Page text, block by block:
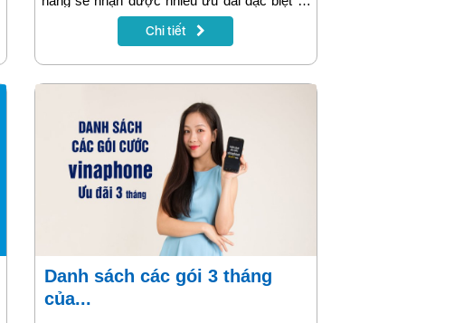
VNPT VinaPhone Hà Nội trong sự kiện
“Ngày quyền của người tiêu dùng Việt Nam”
viết sau.
Chi tiết
Danh sách các gói 3 tháng
của...